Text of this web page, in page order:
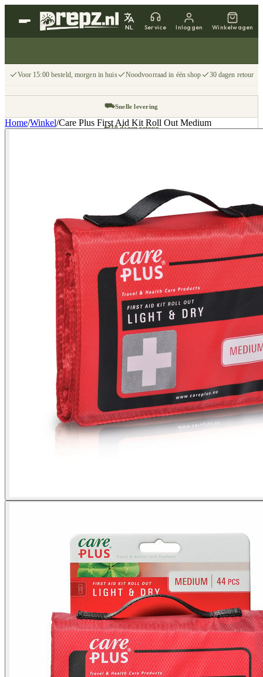
NL Service Inloggen Winkelwagen
Voor 15:00 besteld, morgen in huis Noodvoorraad in één shop 30 dagen retour
⛟Snelle levering
↩30 dagen retour
Home/Winkel/Care Plus First Aid Kit Roll Out Medium